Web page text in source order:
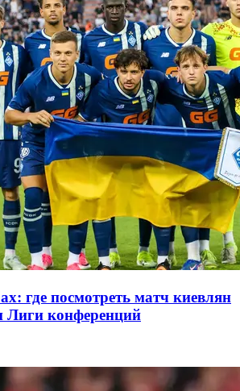
где посмотреть матч киевлян
Лиги конференций